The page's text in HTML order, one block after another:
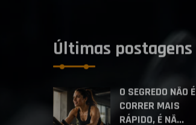
Últimas postagens
O SEGREDO NÃO É
CORRER MAIS
RÁPIDO, É NÃ...